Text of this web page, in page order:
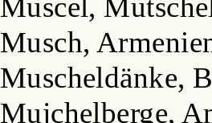
Muscel,
Musch,
Muscheldänke,
Mujchelberge,